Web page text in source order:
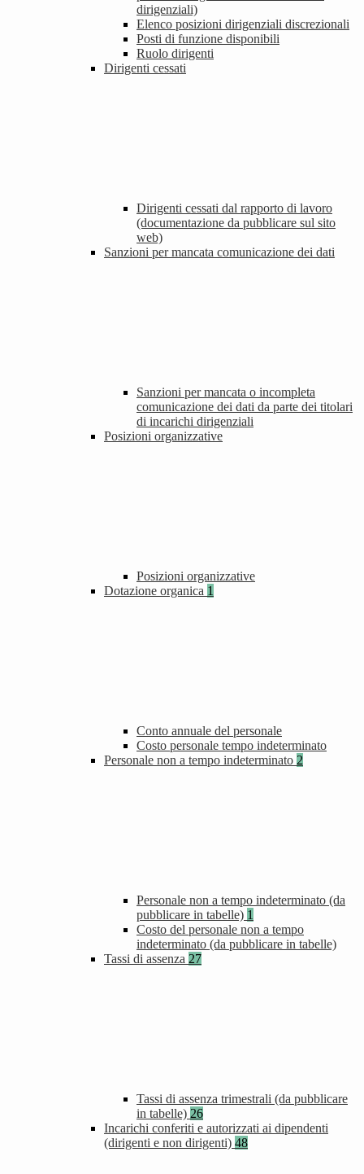
dirigenziali)
Elenco posizioni dirigenziali discrezionali
Posti di funzione disponibili
Ruolo dirigenti
Dirigenti cessati
Dirigenti cessati dal rapporto di lavoro
(documentazione da pubblicare sul sito
web)
Sanzioni per mancata comunicazione dei dati
Sanzioni per mancata o incompleta
comunicazione dei dati da parte dei titolari
di incarichi dirigenziali
Posizioni organizzative
Posizioni organizzative
Dotazione organica 1
Conto annuale del personale
Costo personale tempo indeterminato
Personale non a tempo indeterminato 2
Personale non a tempo indeterminato (da
pubblicare in tabelle) 1
Costo del personale non a tempo
indeterminato (da pubblicare in tabelle)
Tassi di assenza 27
Tassi di assenza trimestrali (da pubblicare
in tabelle) 26
Incarichi conferiti e autorizzati ai dipendenti
(dirigenti e non dirigenti) 48